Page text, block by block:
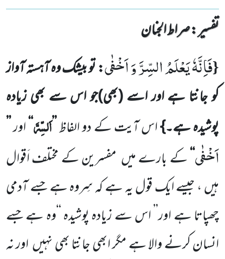
تفسیر : ‎صراط الجنان
{فَاِنَّهٗ یَعْلَمُ السِّرَّ وَ اَخْفٰى: تو بیشک وہ آہستہ آواز
کو جانتا ہے اور اسے(بھی)جو اس سے بھی زیادہ
پوشیدہ ہے۔}اس آیت کے دو الفاظ’’اَلسِّرَّ‘‘اور’’
اَخْفٰى‘‘کے بارے میں مفسرین کے مختلف اَقوال
ہیں ، جیسے ایک قول یہ ہے کہ سِروہ ہےجسے آدمی
چھپاتا ہے اور’’ اس سے زیادہ پوشیدہ ‘‘وہ ہے جسے
انسان کرنے والا ہےمگر ابھی جانتا بھی نہیںاور نہ